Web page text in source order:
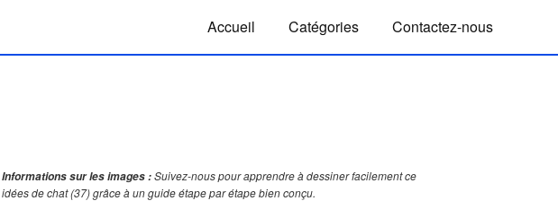
Accueil Catégories Contactez-nous
Informations sur les images :Suivez-nous pour apprendre à dessiner facilement ce
idées de chat (37) grâce à un guide étape par étape bien conçu.